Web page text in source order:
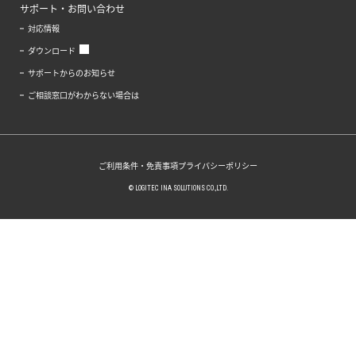
サポート・お問い合わせ
対応情報
ダウンロード
サポートからのお知らせ
ご相談窓口がわからない場合は
ご利用条件・免責事項プライバシーポリシー
© LOGITEC INA SOLUTIONS CO.,LTD.